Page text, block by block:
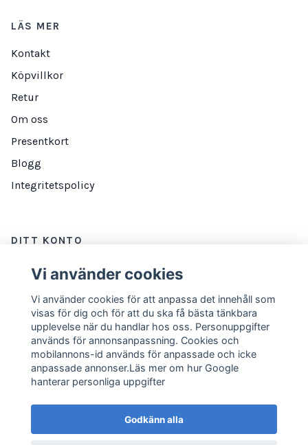
LÄS MER
Kontakt
Köpvillkor
Retur
Om oss
Presentkort
Blogg
Integritetspolicy
DITT KONTO
Logga in
NYHETSBREV
E-postadress
Prenumerera
Vi använder cookies
Vi använder cookies för att anpassa det innehåll som
visas för dig och för att du ska få bästa tänkbara
upplevelse när du handlar hos oss. Personuppgifter
används för annonsanpassning. Cookies och
mobilannons-id används för anpassade och icke
anpassade annonser.Läs mer om hur Google
hanterar personliga uppgifter
Godkänn alla